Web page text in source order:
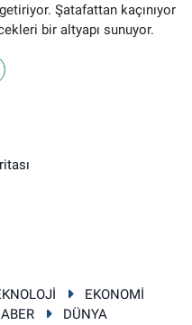
Şatafattan kaçınıyor
bir altyapı sunuyor.
EKONOMİ
DÜNYA